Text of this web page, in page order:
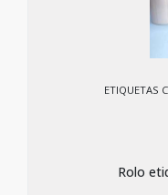
ETIQUETAS
Rolo